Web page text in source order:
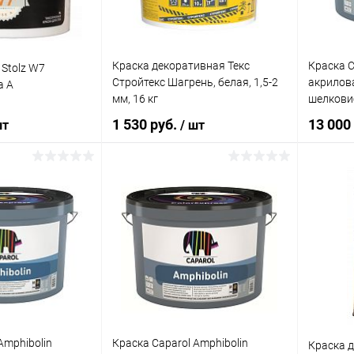
Литраж | Масса:
Элемент каталога:
Краска Alpa Альпалюкс
акриловая, для стен и
потолков
Литраж
Цвет
Белый
Элемент
для
работ,
W7
А
Сравнение
В наличии
Краска декоративная Текс
Стройтекс Шагрень, белая, 1,5-2
мм, 16 кг
1 530 руб. / шт
В корзину
Купить в 1 клик Сравнение
В избранное В наличии
Краска
13 000
В
Литраж
Краска Caparol Amphibolin
Краска